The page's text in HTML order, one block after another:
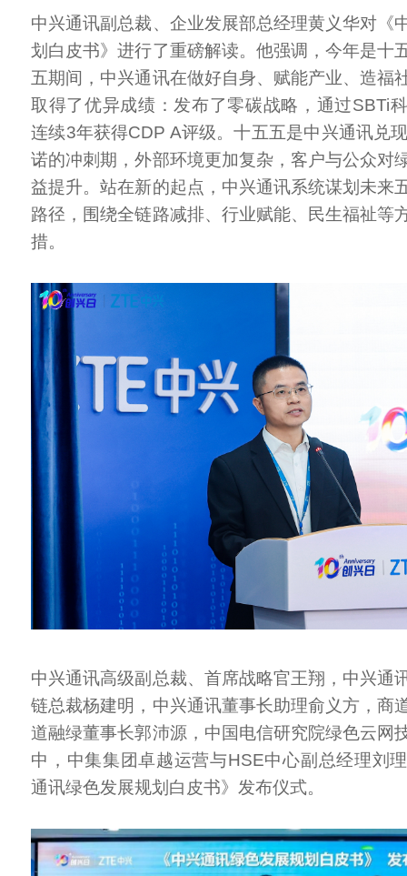
中兴通讯副总裁、企业发展部总经理黄义华对《
划白皮书》进行了重磅解读。他强调，今年是十
五期间，中兴通讯在做好自身、赋能产业、造福
取得了优异成绩：发布了零碳战略，通过SBTi
连续3年获得CDP A评级。十五五是中兴通讯兑
诺的冲刺期，外部环境更加复杂，客户与公众对
益提升。站在新的起点，中兴通讯系统谋划未来
路径，围绕全链路减排、行业赋能、民生福祉等
措。
中兴通讯高级副总裁、首席战略官王翔，中兴通
链总裁杨建明，中兴通讯董事长助理俞义方，商
道融绿董事长郭沛源，中国电信研究院绿色云网
中，中集集团卓越运营与HSE中心副总经理刘
通讯绿色发展规划白皮书》发布仪式。